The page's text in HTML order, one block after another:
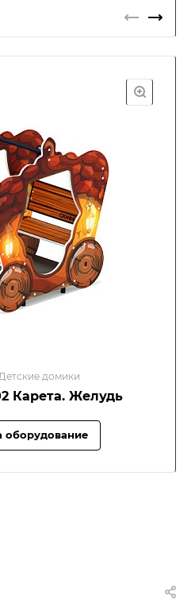
домики
Карета. Желудь
оборудование